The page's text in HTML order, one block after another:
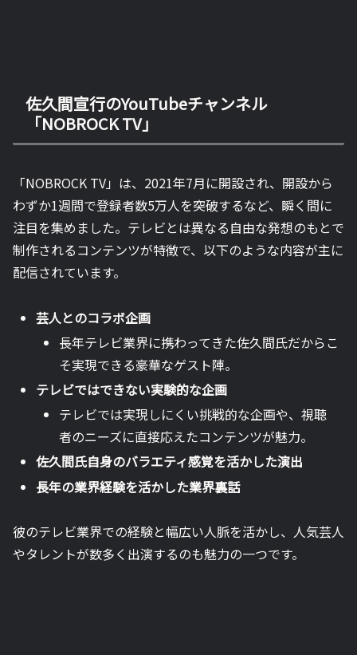
佐久間宣行のYouTubeチャンネル
「NOBROCK TV」
「NOBROCK TV」は、2021年7月に開設され、開設から
わずか1週間で登録者数5万人を突破するなど、瞬く間に
注目を集めました。テレビとは異なる自由な発想のもとで
制作されるコンテンツが特徴で、以下のような内容が主に
配信されています。
芸人とのコラボ企画
長年テレビ業界に携わってきた佐久間氏だからこ
そ実現できる豪華なゲスト陣。
テレビではできない実験的な企画
テレビでは実現しにくい挑戦的な企画や、視聴
者のニーズに直接応えたコンテンツが魅力。
佐久間氏自身のバラエティ感覚を活かした演出
長年の業界経験を活かした業界裏話
彼のテレビ業界での経験と幅広い人脈を活かし、人気芸人
やタレントが数多く出演するのも魅力の一つです。